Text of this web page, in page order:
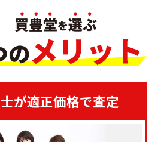
が適正価格で査定